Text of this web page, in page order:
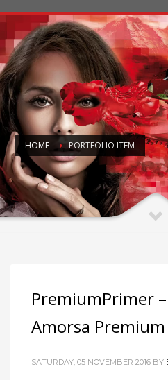
HOME PORTFOLIO ITEM
PremiumPrimer
Amorsa Premium
SATURDAY, 05 NOVEMBER 2016 BY